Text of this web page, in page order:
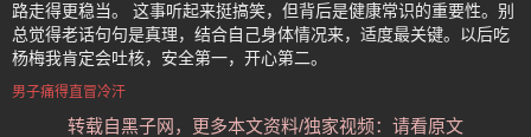
路走得更稳当。 这事听起来挺搞笑，但背后是健康常识的重要性。别
总觉得老话句句是真理，结合自己身体情况来，适度最关键。以后吃
杨梅我肯定会吐核，安全第一，开心第二。
男子痛得直冒冷汗
转载自黑子网，更多本文资料/独家视频：请看原文